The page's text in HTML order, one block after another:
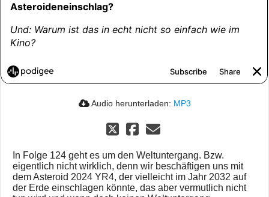
Audio herunterladen: MP3
In Folge 124 geht es um den Weltuntergang. Bzw.
eigentlich nicht wirklich, denn wir beschäftigen uns mit
dem Asteroid 2024 YR4, der vielleicht im Jahr 2032 auf
der Erde einschlagen könnte, das aber vermutlich nicht